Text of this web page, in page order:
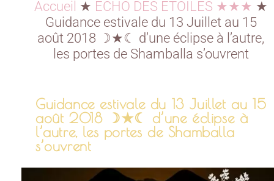
Accueil ★ ECHO DES ETOILES ★★★ ★
Guidance estivale du 13 Juillet au 15
août 2018 ☽★☾ d’une éclipse à l’autre,
les portes de Shamballa s’ouvrent
Guidance estivale du 13 Juillet au 15
août 2018 ☽★☾ d’une éclipse à
l’autre, les portes de Shamballa
s’ouvrent